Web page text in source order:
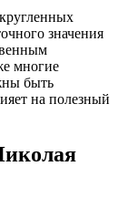
значения
многие
быть
на полезный